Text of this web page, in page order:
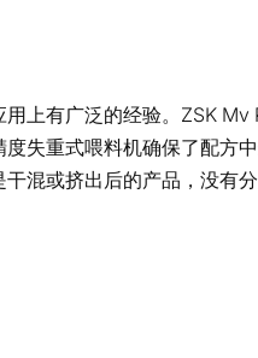
上有广泛的经验。ZSK Mv
失重式喂料机确保了配方
混或挤出后的产品，没有